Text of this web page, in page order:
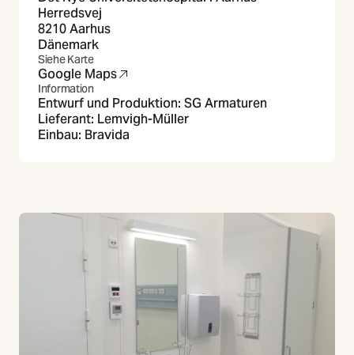
Herredsvej
8210 Aarhus
Dänemark
Siehe Karte
Google Maps
(Öffnet in neuer Registerkarte)
Information
Entwurf und Produktion: SG Armaturen
Lieferant: Lemvigh-Müller
Einbau: Bravida